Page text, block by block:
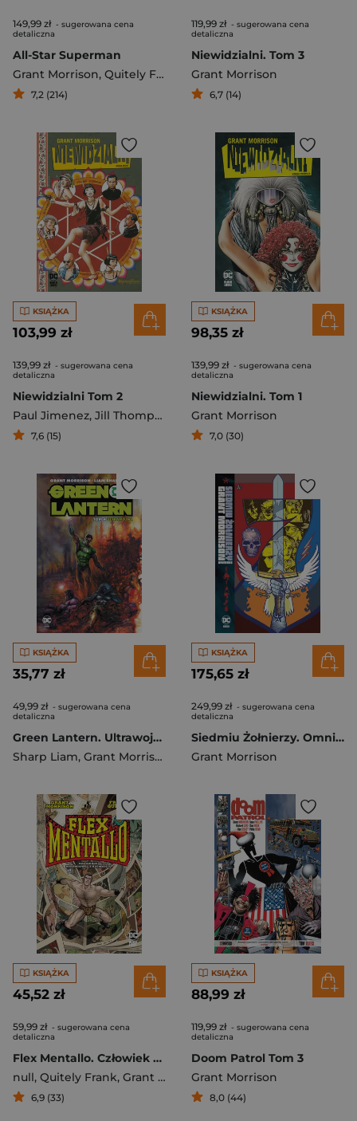
149,99 zł - sugerowana cena
detaliczna
All-Star Superman
Grant Morrison, Quitely Frank
7,2 (214)
119,99 zł - sugerowana cena
detaliczna
Niewidzialni. Tom 3
Grant Morrison
6,7 (14)
KSIĄŻKA
103,99 zł
139,99 zł - sugerowana cena
detaliczna
Niewidzialni Tom 2
Paul Jimenez, Jill Thompson Paul,Grant Morrison
7,6 (15)
KSIĄŻKA
98,35 zł
139,99 zł - sugerowana cena
detaliczna
Niewidzialni. Tom 1
Grant Morrison
7,0 (30)
KSIĄŻKA
35,77 zł
49,99 zł - sugerowana cena
detaliczna
Green Lantern. Ultrawojna. Tom 4
Sharp Liam, Grant Morrison
KSIĄŻKA
175,65 zł
249,99 zł - sugerowana cena
detaliczna
Siedmiu Żołnierzy. Omnibus
Grant Morrison
KSIĄŻKA
45,52 zł
59,99 zł - sugerowana cena
detaliczna
Flex Mentallo. Człowiek Mięśniowej Tajemnicy
null, Quitely Frank, Grant Morrison
6,9 (33)
KSIĄŻKA
88,99 zł
119,99 zł - sugerowana cena
detaliczna
Doom Patrol Tom 3
Grant Morrison
8,0 (44)